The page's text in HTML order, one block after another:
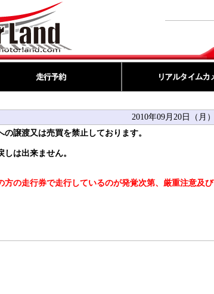
2010年09月20日（月）
譲渡又は売買を禁止しております。
は出来ません。
方の走行券で走行しているのが発覚次第、厳重注意及び